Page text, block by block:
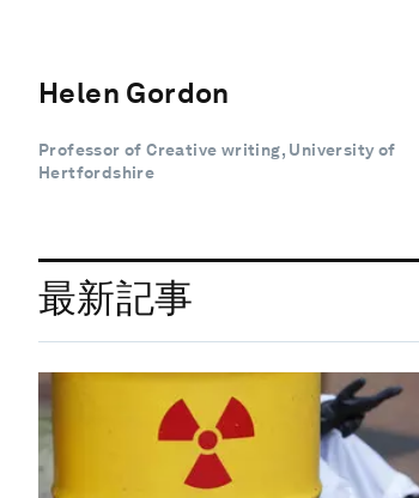
Helen Gordon
Professor of Creative writing, University of
Hertfordshire
最新記事